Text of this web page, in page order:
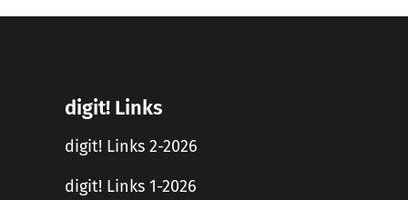
digit! Links
digit! Links 2-2026
digit! Links 1-2026